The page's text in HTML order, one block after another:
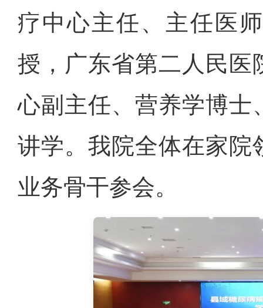
疗中心主任、主任医
授，广东省第二人民医
心副主任、营养学博士
讲学。我院全体在家院
业务骨干参会。